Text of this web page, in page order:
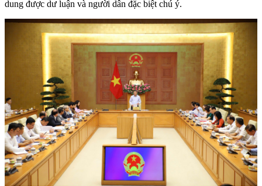
dung được dư luận và người dân đặc biệt chú ý.